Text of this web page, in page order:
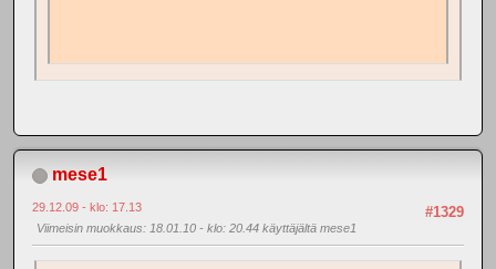
mese1
#1329
29.12.09 - klo: 17.13
Viimeisin muokkaus: 18.01.10 - klo: 20.44 käyttäjältä mese1